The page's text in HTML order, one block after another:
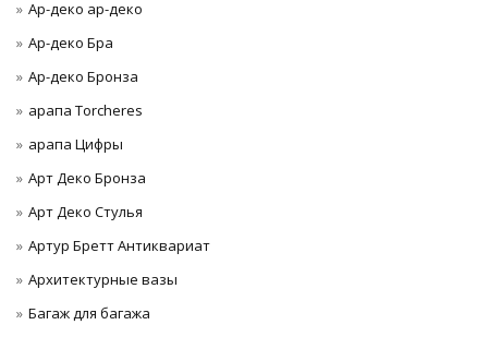
Ар-деко ар-деко
Ар-деко Бра
Ар-деко Бронза
арапа Torcheres
арапа Цифры
Арт Деко Бронза
Арт Деко Стулья
Артур Бретт Антиквариат
Архитектурные вазы
Багаж для багажа